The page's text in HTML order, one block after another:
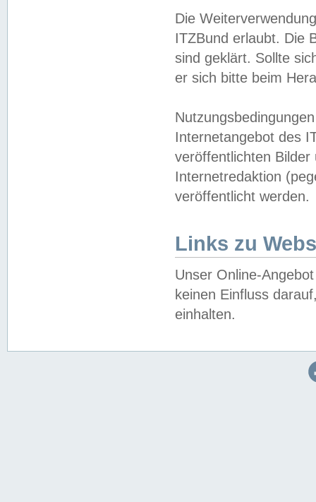
Die
ITZBund erlaubt. Die
sind geklärt. Sollte
er sich bitte beim
Internetangebot des
veröffentlichten
Internetredaktion
veröffentlicht werden.
Links zu
Unser Online-
keinen Einfluss
einhalten.